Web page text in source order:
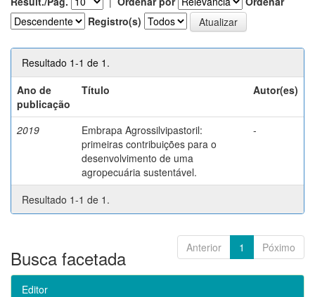
Registro(s)
Resultado 1-1 de 1.
Ano de
publicação
Título Autor(es)
2019
Embrapa Agrossilvipastoril:
primeiras contribuições para o
desenvolvimento de uma
agropecuária sustentável.
-
Resultado 1-1 de 1.
Anterior 1 Póximo
Busca facetada
Editor